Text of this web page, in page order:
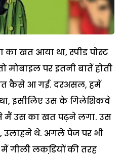
का खत आया था, स्पीड पोस्ट
मोबाइल पर इतनी बातें होती
कैसे आ गई. दरअसल, हमें
इसीलिए उस के गिलेशिकवे
मैं उस का खत पढ़ने लगा. उस
थे. अगले पेज पर भी
गीली लकडि़यों की तरह